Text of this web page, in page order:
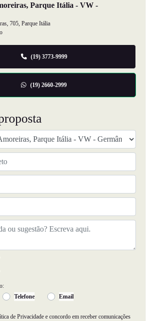
Parque Itália - VW -
705, Parque Itália
(19) 3773-9999
(19) 2660-2999
Telefone Email
de Privacidade e concordo em receber comunicações